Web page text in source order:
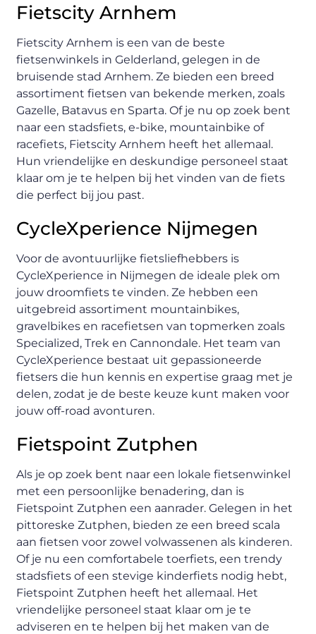
Fietscity Arnhem
Fietscity Arnhem is een van de beste
fietsenwinkels in Gelderland, gelegen in de
bruisende stad Arnhem. Ze bieden een breed
assortiment fietsen van bekende merken, zoals
Gazelle, Batavus en Sparta. Of je nu op zoek bent
naar een stadsfiets, e-bike, mountainbike of
racefiets, Fietscity Arnhem heeft het allemaal.
Hun vriendelijke en deskundige personeel staat
klaar om je te helpen bij het vinden van de fiets
die perfect bij jou past.
CycleXperience Nijmegen
Voor de avontuurlijke fietsliefhebbers is
CycleXperience in Nijmegen de ideale plek om
jouw droomfiets te vinden. Ze hebben een
uitgebreid assortiment mountainbikes,
gravelbikes en racefietsen van topmerken zoals
Specialized, Trek en Cannondale. Het team van
CycleXperience bestaat uit gepassioneerde
fietsers die hun kennis en expertise graag met je
delen, zodat je de beste keuze kunt maken voor
jouw off-road avonturen.
Fietspoint Zutphen
Als je op zoek bent naar een lokale fietsenwinkel
met een persoonlijke benadering, dan is
Fietspoint Zutphen een aanrader. Gelegen in het
pittoreske Zutphen, bieden ze een breed scala
aan fietsen voor zowel volwassenen als kinderen.
Of je nu een comfortabele toerfiets, een trendy
stadsfiets of een stevige kinderfiets nodig hebt,
Fietspoint Zutphen heeft het allemaal. Het
vriendelijke personeel staat klaar om je te
adviseren en te helpen bij het maken van de